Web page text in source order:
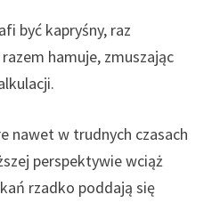
być kapryśny, raz
hamuje, zmuszając
nawet w trudnych czasach
perspektywie wciąż
rzadko poddają się